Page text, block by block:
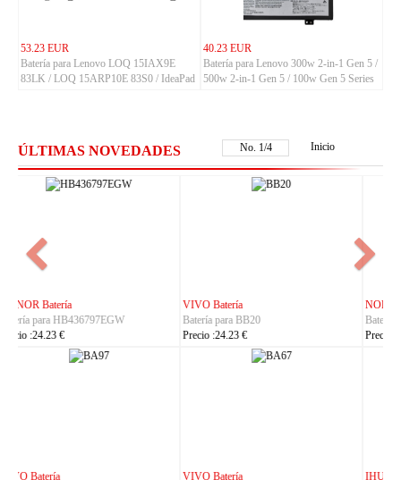
53.23 EUR
Batería para Lenovo LOQ 15IAX9E
83LK / LOQ 15ARP10E 83S0 / IdeaPad
40.23 EUR
Batería para Lenovo 300w 2-in-1 Gen 5 /
500w 2-in-1 Gen 5 / 100w Gen 5 Series
ÚLTIMAS NOVEDADES No. 1/4 Inicio
NOKIA Batería
Batería para BL-25AA
Precio :23.23 €
ASUS Batería
Batería para C21P2401
Precio :37.23 €
IHUNT Batería
HUACE Batería